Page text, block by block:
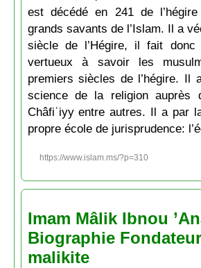
est décédé en 241 de
grands savants de l’Islam. Il a
siècle de l’Hégire, il fait
vertueux à savoir les
premiers siècles de l’hégire. Il
science de la religion auprès
Châfiʿiyy entre autres. Il a par
propre école de jurisprudence:
https://www.islam.ms/?p=310
Imam Mâlik Ibnou
Biographie
malikite